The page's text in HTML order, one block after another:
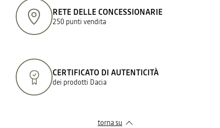
RETE DELLE CONCESSIONARIE
250 punti vendita
CERTIFICATO DI AUTENTICITÀ
dei prodotti Dacia
torna su